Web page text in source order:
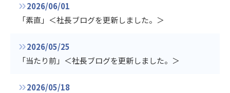
2026/06/01
「素直」＜社長ブログを更新しました。＞
2026/05/25
「当たり前」＜社長ブログを更新しました。＞
2026/05/18